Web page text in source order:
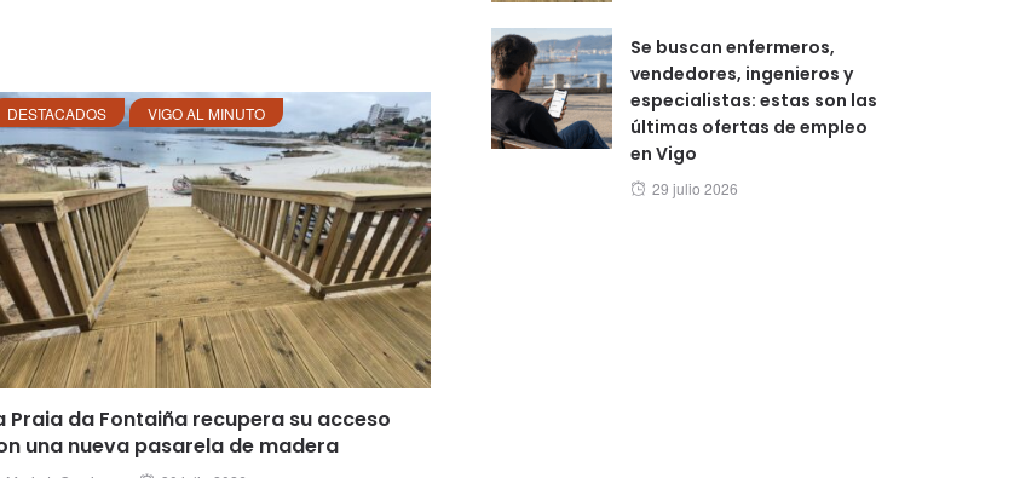
DESTACADOS VIGO AL MINUTO
Praia da Fontaiña recupera su acceso
una nueva pasarela de madera
Se buscan enfermeros,
vendedores, ingenieros y
especialistas: estas son las
últimas ofertas de empleo
en Vigo
Posted
29 julio 2026